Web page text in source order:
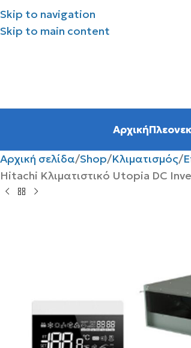
Skip to navigation
Skip to main content
Αρχική
Αρχική σελίδα Shop Κλιματισμός
Hitachi Κλιματιστικό Utopia DC